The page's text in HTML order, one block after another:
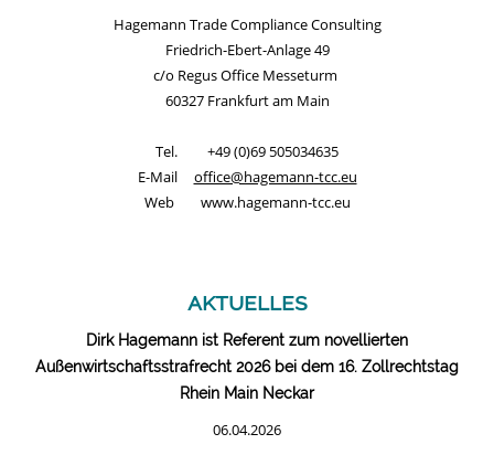
Hagemann Trade Compliance Consulting
Friedrich-Ebert-Anlage 49
c/o Regus Office Messeturm
60327 Frankfurt am Main
Tel. +49 (0)69 505034635
E-Mail office@hagemann-tcc.eu
Web www.hagemann-tcc.eu
aktuelles
Dirk Hagemann ist Referent zum novellierten
Außenwirtschaftsstrafrecht 2026 bei dem 16. Zollrechtstag
Rhein Main Neckar
06.04.2026